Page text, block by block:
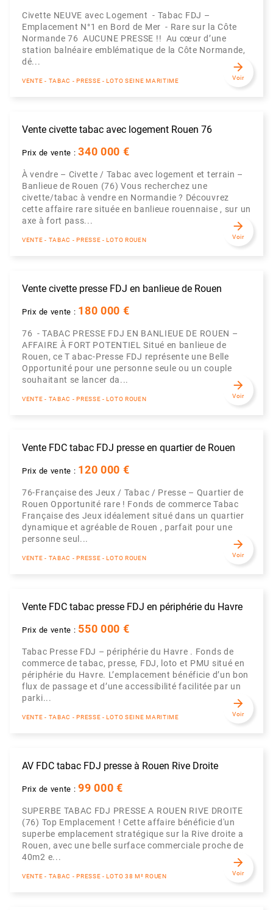
Civette NEUVE avec Logement - Tabac FDJ –
Emplacement N°1 en Bord de Mer - Rare sur la Côte
Normande 76 AUCUNE PRESSE !! Au cœur d’une
station balnéaire emblématique de la Côte Normande,
dé...
VENTE - TABAC - PRESSE - LOTO SEINE MARITIME
arrow_forward
Voir
Vente civette tabac avec logement Rouen 76
Prix de vente :340 000 €
À vendre – Civette / Tabac avec logement et terrain –
Banlieue de Rouen (76) Vous recherchez une
civette/tabac à vendre en Normandie ? Découvrez
cette affaire rare située en banlieue rouennaise , sur un
axe à fort pass...
VENTE - TABAC - PRESSE - LOTO ROUEN
arrow_forward
Voir
Vente civette presse FDJ en banlieue de Rouen
Prix de vente : 180 000 €
76 - TABAC PRESSE FDJ EN BANLIEUE DE ROUEN –
AFFAIRE À FORT POTENTIEL Situé en banlieue de
Rouen, ce T abac-Presse FDJ représente une Belle
Opportunité pour une personne seule ou un couple
souhaitant se lancer da...
VENTE - TABAC - PRESSE - LOTO ROUEN
arrow_forward
Voir
Vente FDC tabac FDJ presse en quartier de Rouen
Prix de vente : 120 000 €
76-Française des Jeux / Tabac / Presse – Quartier de
Rouen Opportunité rare ! Fonds de commerce Tabac
Française des Jeux idéalement situé dans un quartier
dynamique et agréable de Rouen , parfait pour une
personne seul...
VENTE - TABAC - PRESSE - LOTO ROUEN
arrow_forward
Voir
Vente FDC tabac presse FDJ en périphérie du Havre
Prix de vente : 550 000 €
Tabac Presse FDJ – périphérie du Havre . Fonds de
commerce de tabac, presse, FDJ, loto et PMU situé en
périphérie du Havre. L’emplacement bénéficie d’un bon
flux de passage et d’une accessibilité facilitée par un
parki...
VENTE - TABAC - PRESSE - LOTO SEINE MARITIME
arrow_forward
Voir
AV FDC tabac FDJ presse à Rouen Rive Droite
Prix de vente :99 000 €
SUPERBE TABAC FDJ PRESSE A ROUEN RIVE DROITE
(76) Top Emplacement ! Cette affaire bénéficie d'un
superbe emplacement stratégique sur la Rive droite a
Rouen, avec une belle surface commerciale proche de
40m2 e...
VENTE - TABAC - PRESSE - LOTO 38 M² ROUEN
arrow_forward
Voir